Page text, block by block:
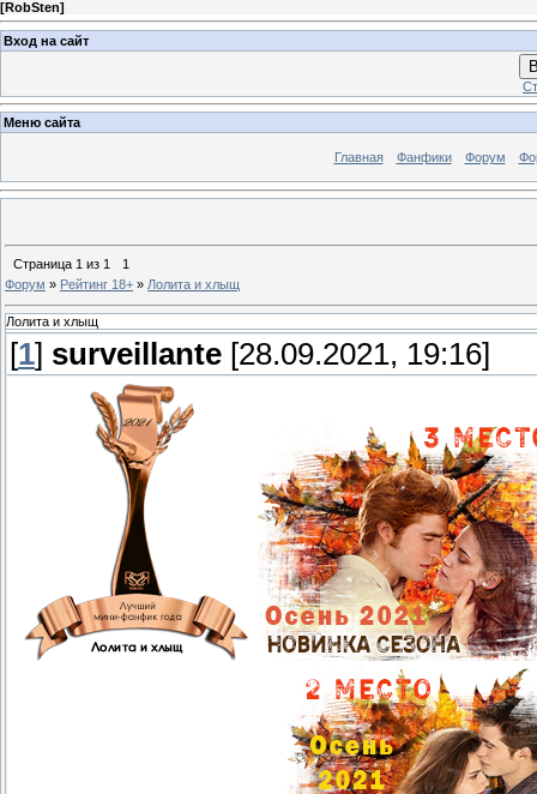
[RobSten]
Вход на сайт
Меню сайта
Главная Фанфики Форум
Страница 1 из 1
1
Форум » Рейтинг 18+ » Лолита и хлыщ
Лолита и хлыщ
[1] surveillante [28.09.2021, 19:16]